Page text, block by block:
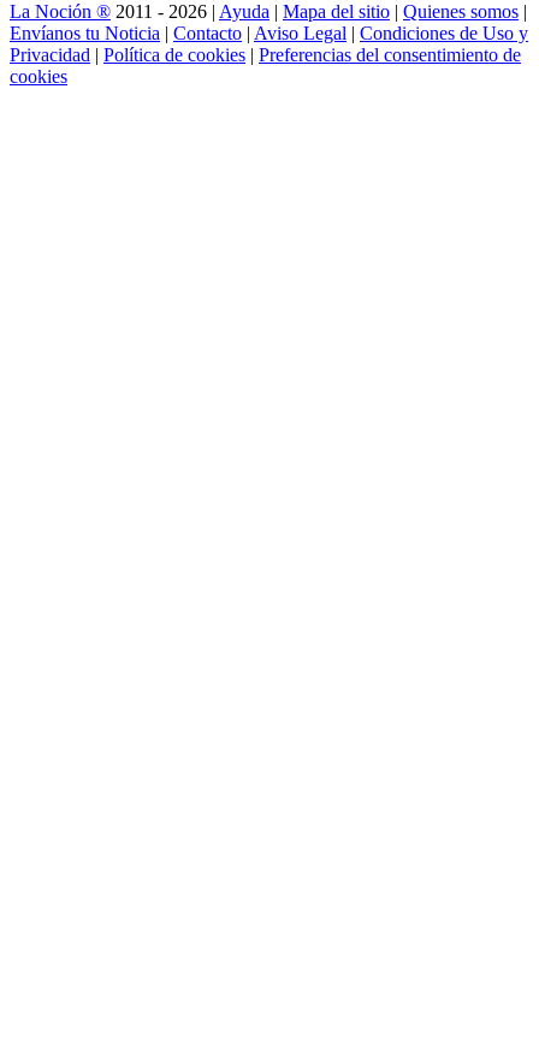
La Noción ® 2011 - 2026 | Ayuda | Mapa del sitio | Quienes somos |
Envíanos tu Noticia | Contacto | Aviso Legal | Condiciones de Uso y
Privacidad | Política de cookies | Preferencias del consentimiento de
cookies